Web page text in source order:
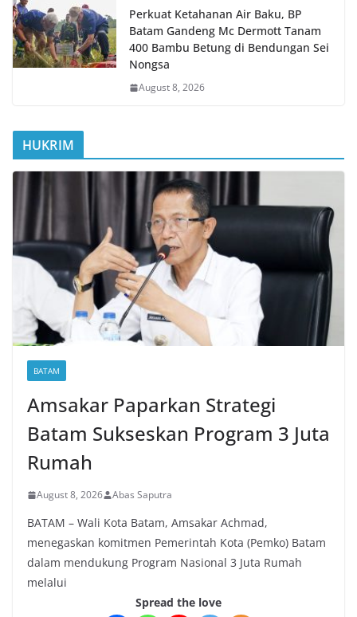
Perkuat Ketahanan Air Baku, BP
Batam Gandeng Mc Dermott Tanam
400 Bambu Betung di Bendungan Sei
Nongsa
August 8, 2026
HUKRIM
BATAM
Amsakar Paparkan Strategi
Batam Sukseskan Program 3 Juta
Rumah
August 8, 2026 Abas Saputra
BATAM – Wali Kota Batam, Amsakar Achmad,
menegaskan komitmen Pemerintah Kota (Pemko) Batam
dalam mendukung Program Nasional 3 Juta Rumah
melalui
Spread the love